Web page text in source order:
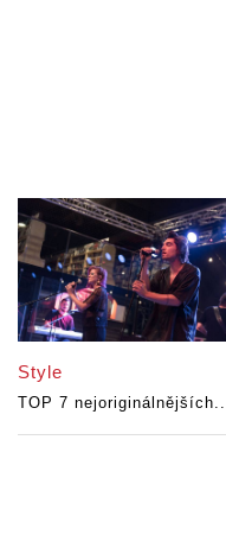
Style
TOP 7 nejoriginálnějších...